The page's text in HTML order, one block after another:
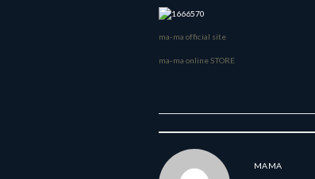
ma-ma official site
ma-ma online STORE
MAMA